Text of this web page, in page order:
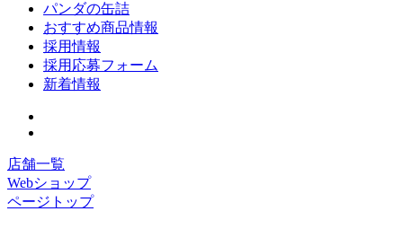
パンダの缶詰
おすすめ商品情報
採用情報
採用応募フォーム
新着情報
店舗一覧
Webショップ
ページトップ